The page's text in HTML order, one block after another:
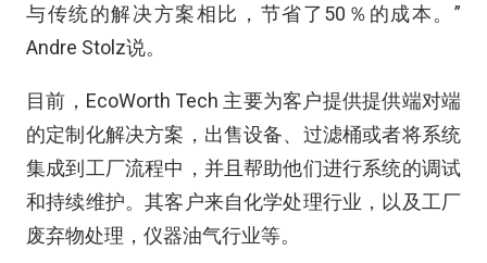
与传统的解决方案相比，节省了50％的成本。”
Andre Stolz说。
目前，EcoWorth Tech 主要为客户提供提供端对端
的定制化解决方案，出售设备、过滤桶或者将系统
集成到工厂流程中，并且帮助他们进行系统的调试
和持续维护。其客户来自化学处理行业，以及工厂
废弃物处理，仪器油气行业等。